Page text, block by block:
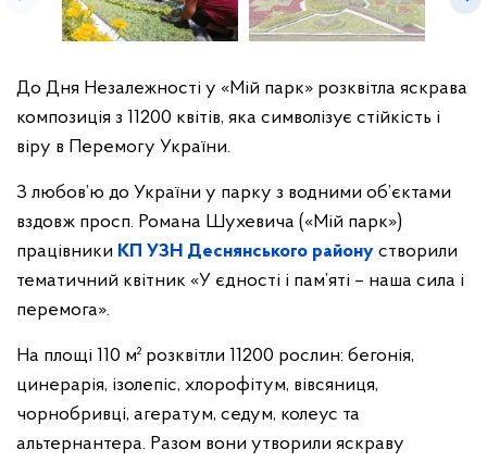
До Дня Незалежності у «Мій парк» розквітла яскрава
композиція з 11200 квітів, яка символізує стійкість і
віру в Перемогу України.
З любов’ю до України у парку з водними об’єктами
вздовж просп. Романа Шухевича («Мій парк»)
працівники КП УЗН Деснянського району створили
тематичний квітник «У єдності і пам’яті – наша сила і
перемога».
На площі 110 м² розквітли 11200 рослин: бегонія,
цинерарія, ізолепіс, хлорофітум, вівсяниця,
чорнобривці, агератум, седум, колеус та
альтернантера. Разом вони утворили яскраву